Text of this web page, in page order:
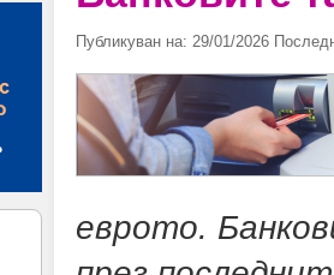
Публикуван на: 29/01/2026
еврото.